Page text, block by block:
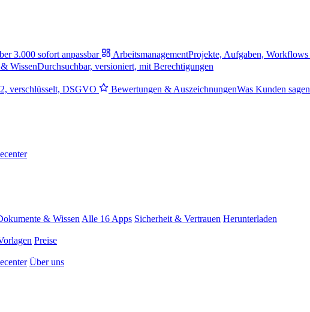
3.000 sofort anpassbar ArbeitsmanagementProjekte, Aufgaben, Workflows
WissenDurchsuchbar, versioniert, mit Berechtigungen
verschlüsselt, DSGVO Bewertungen & AuszeichnungenWas Kunden sagen
& Wissen Alle 16 Apps Sicherheit & Vertrauen Herunterladen
Preise
Über uns